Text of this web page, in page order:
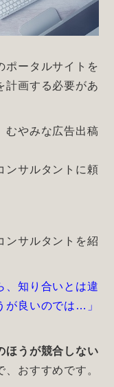
ポータルサイトを
計画する必要があ
むやみな広告出稿
ンサルタントに頼
ンサルタントを紹
、知り合いとは違
が良いのでは…」
ほうが競合しない
、おすすめです。